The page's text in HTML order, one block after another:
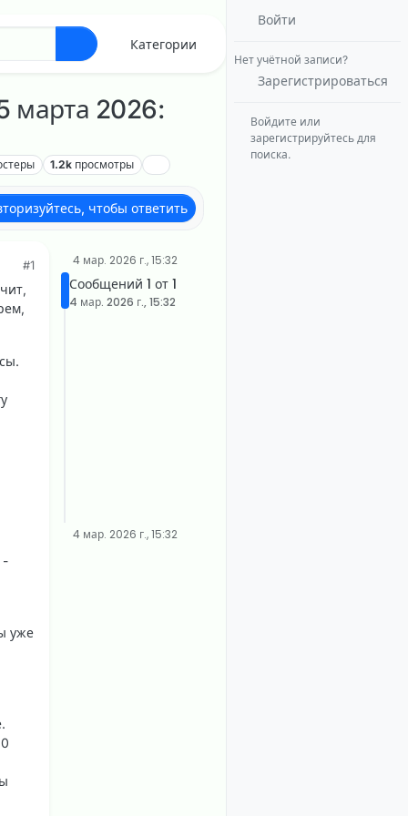
Категории
марта 2026:
1.2k просмотры
чтобы ответить
#1
-
уже
4 мар. 2026 г., 15:32
Сообщений 1 от 1
4 мар. 2026 г., 15:32
4 мар. 2026 г., 15:32
Войти
Нет учётной записи?
Зарегистрироваться
Войдите или
зарегистрируйтесь для
поиска.